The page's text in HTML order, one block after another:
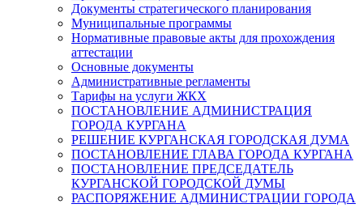
Документы стратегического планирования
Муниципальные программы
Нормативные правовые акты для прохождения
аттестации
Основные документы
Административные регламенты
Тарифы на услуги ЖКХ
ПОСТАНОВЛЕНИЕ АДМИНИСТРАЦИЯ
ГОРОДА КУРГАНА
РЕШЕНИЕ КУРГАНСКАЯ ГОРОДСКАЯ ДУМА
ПОСТАНОВЛЕНИЕ ГЛАВА ГОРОДА КУРГАНА
ПОСТАНОВЛЕНИЕ ПРЕДСЕДАТЕЛЬ
КУРГАНСКОЙ ГОРОДСКОЙ ДУМЫ
РАСПОРЯЖЕНИЕ АДМИНИСТРАЦИИ ГОРОДА